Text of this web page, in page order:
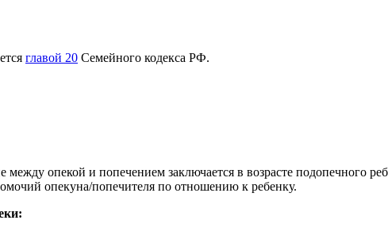
главой 20 Семейного кодекса РФ.
опекой и попечением заключается в возрасте подопечного
опекуна/попечителя по отношению к ребенку.